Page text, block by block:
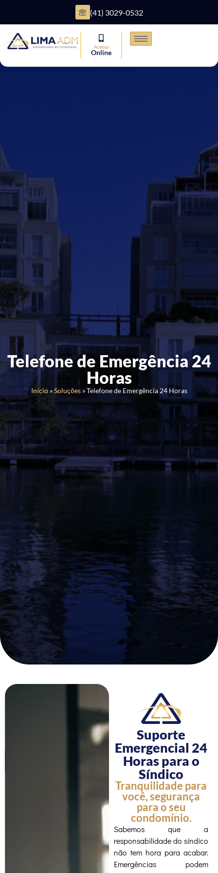
(41) 3029-0532
Acesso
Online
Telefone de Emergência 24
Horas
Início»Soluções»Telefone de Emergência 24 Horas
Suporte
Emergencial 24
Horas para o
Síndico
Tranquilidade para
você, segurança
para o seu
condomínio.
Sabemos que a
responsabilidade do síndico
não tem hora para acabar.
Emergências podem